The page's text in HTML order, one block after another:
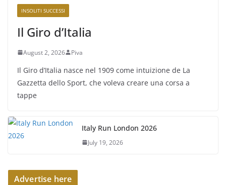
INSOLITI SUCCESSI
Il Giro d’Italia
August 2, 2026 Piva
Il Giro d’Italia nasce nel 1909 come intuizione de La
Gazzetta dello Sport, che voleva creare una corsa a
tappe
Italy Run London 2026
July 19, 2026
Advertise here